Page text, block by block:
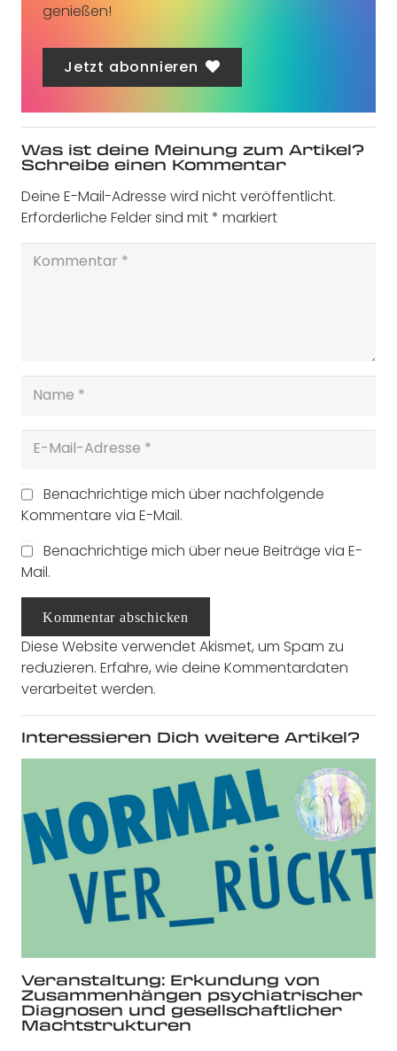
genießen!
Jetzt abonnieren
Was ist deine Meinung zum Artikel?
Schreibe einen Kommentar
Deine E-Mail-Adresse wird nicht veröffentlicht.
Erforderliche Felder sind mit* markiert
Benachrichtige mich über nachfolgende
Kommentare via E-Mail.
Benachrichtige mich über neue Beiträge via E-
Mail.
Kommentar abschicken
Diese Website verwendet Akismet, um Spam zu
reduzieren. Erfahre, wie deine Kommentardaten
verarbeitet werden.
Interessieren Dich weitere Artikel?
Veranstaltung: Erkundung von
Zusammenhängen psychiatrischer
Diagnosen und gesellschaftlicher
Machtstrukturen